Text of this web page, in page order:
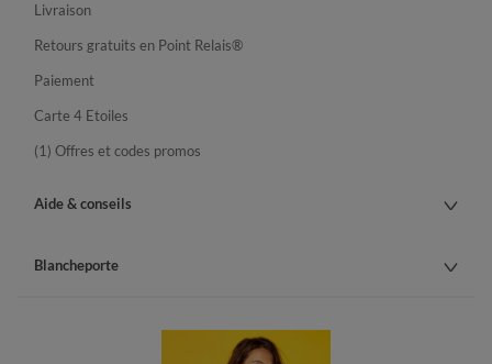
Livraison
Retours gratuits en Point Relais®
Paiement
Carte 4 Etoiles
(1) Offres et codes promos
Aide & conseils
Blancheporte